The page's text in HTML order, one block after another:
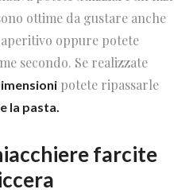
ottime da gustare anche
oppure potete
secondo. Se realizzate
potete ripassarle
la pasta.
farcite